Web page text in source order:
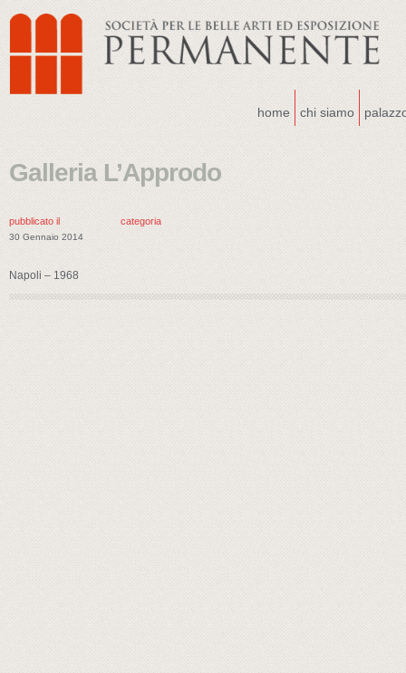
home chi siamo
Galleria L’Approdo
pubblicato il
30 Gennaio 2014
categoria
Napoli – 1968